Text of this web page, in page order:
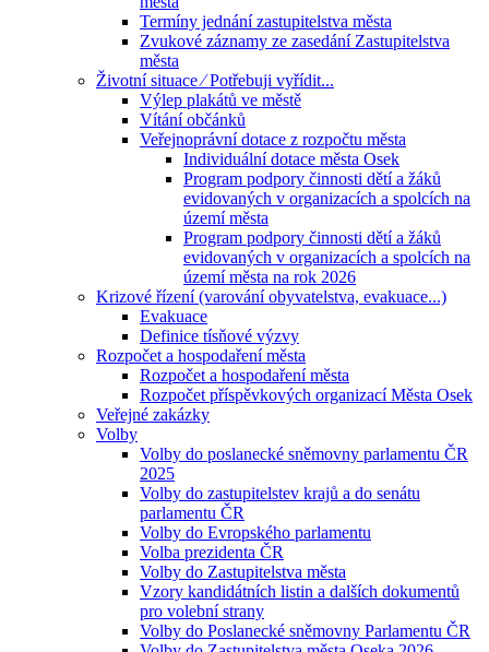
Termíny jednání zastupitelstva města
Zvukové záznamy ze zasedání Zastupitelstva
města
Životní situace ⁄ Potřebuji vyřídit...
Výlep plakátů ve městě
Vítání občánků
Veřejnoprávní dotace z rozpočtu města
Individuální dotace města Osek
Program podpory činnosti dětí a žáků
evidovaných v organizacích a spolcích na
území města
Program podpory činnosti dětí a žáků
evidovaných v organizacích a spolcích na
území města na rok 2026
Krizové řízení (varování obyvatelstva, evakuace...)
Evakuace
Definice tísňové výzvy
Rozpočet a hospodaření města
Rozpočet a hospodaření města
Rozpočet příspěvkových organizací Města Osek
Veřejné zakázky
Volby
Volby do poslanecké sněmovny parlamentu ČR
2025
Volby do zastupitelstev krajů a do senátu
parlamentu ČR
Volby do Evropského parlamentu
Volba prezidenta ČR
Volby do Zastupitelstva města
Vzory kandidátních listin a dalších dokumentů
pro volební strany
Volby do Poslanecké sněmovny Parlamentu ČR